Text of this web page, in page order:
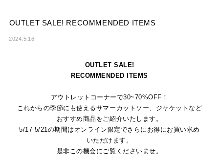
OUTLET SALE! RECOMMENDED ITEMS
2024.5.16
OUTLET SALE!
RECOMMENDED ITEMS
アウトレットコーナーで30~70%OFF！
これからの季節にも使えるサマーカットソー、ジャケットなど
おすすめ商品をご紹介いたします。
5/17-5/21の期間はオンライン限定でさらにお得にお買い求め
いただけます。
是非この機会にご覧くださいませ。